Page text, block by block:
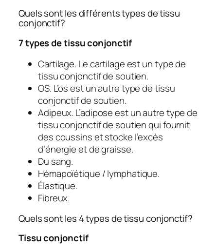
Quels sont les différents types de tissu
conjonctif?
7 types de tissu conjonctif
Cartilage. Le cartilage est un type de
tissu conjonctif de soutien.
OS. L’os est un autre type de tissu
conjonctif de soutien.
Adipeux. L’adipose est un autre type de
tissu conjonctif de soutien qui fournit
des coussins et stocke l’excès
d’énergie et de graisse.
Du sang.
Hémapoïétique / lymphatique.
Élastique.
Fibreux.
Quels sont les 4 types de tissu conjonctif?
Tissu conjonctif